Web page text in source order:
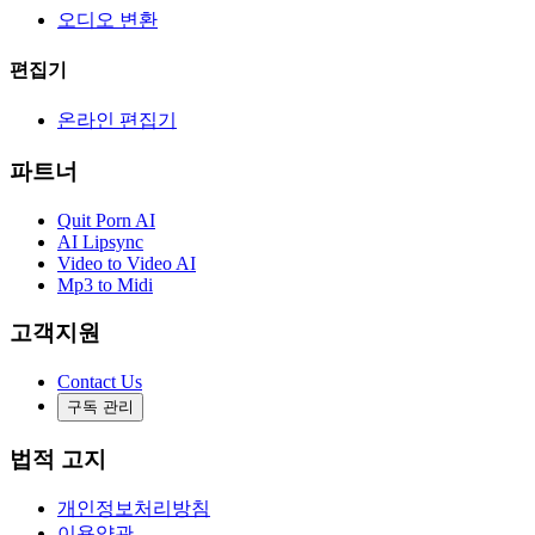
오디오 변환
편집기
온라인 편집기
파트너
Quit Porn AI
AI Lipsync
Video to Video AI
Mp3 to Midi
고객지원
Contact Us
구독 관리
법적 고지
개인정보처리방침